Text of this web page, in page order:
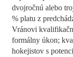
dvojročnú alebo
% platu z
Vránovi
formálny úkon;
hokejistov s